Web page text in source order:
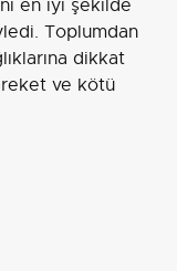
en iyi şekilde
Toplumdan
dikkat
ve kötü